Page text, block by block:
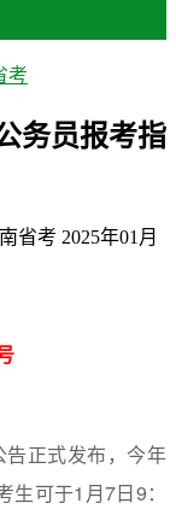
考
务员报考指
省考 2025年01月
正式发布，今年
可于1月7日9：